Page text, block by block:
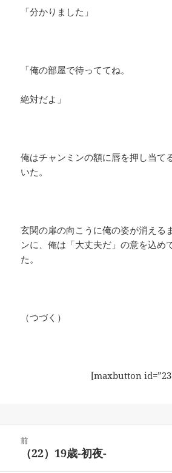
「分かりました」
「俺の部屋で待っててね。
絶対だよ」
俺はチャンミンの額に唇を押し当て
いた。
玄関の扉の向こうに俺の姿が消える
ンに、俺は「大丈夫だ」の意を込め
た。
（つづく）
[maxbutton
前
前（22）19歳-初夜-